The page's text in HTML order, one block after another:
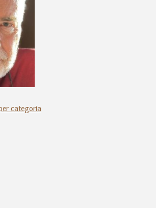
categoria